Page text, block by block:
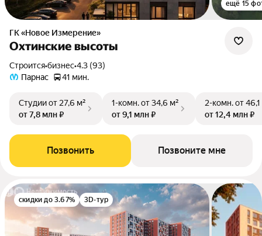
ещё 15
ГК «Новое Измерение»
Охтинские высоты
Строится•бизнес•4.3 (93)
Парнас
41 мин.
Студииот 27,6 м²
от 7,8 млн ₽
1-комн.от 34,6 м²
от 9,1 млн ₽
2-комн.от
от 12,4 млн ₽
Позвонить Позвоните мне
скидки до 3.67% 3D-тур